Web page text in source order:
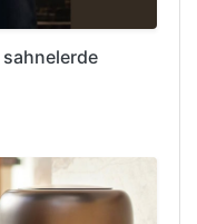
sahnelerde